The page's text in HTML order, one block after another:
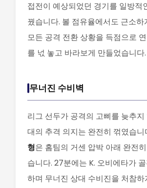
접전이 예상되었던 경기를 일방적
꿨습니다. 볼 점유율에서도 근소하
모든 공격 전환 상황을 득점으로
를 넋 놓고 바라보게 만들었습니다.
무너진 수비벽
리그 선두가 공격의 고삐를 늦추
대의 추격 의지는 완전히 꺾였습니
형은 홈팀의 거센 압박 아래 완전
습니다. 27분에는 K. 오비에타가
하며 무너진 상대 수비진을 처참하